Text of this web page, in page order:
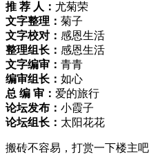
推 荐 人： 尤菊荣
文字整理： 菊子
文字校对： 感恩生活
整理组长： 感恩生活
文字编审： 青青
编审组长： 如心
总 编 审： 爱的旅行
论坛发布： 小霞子
论坛组长： 太阳花花
搬砖不容易，打赏一下楼主吧